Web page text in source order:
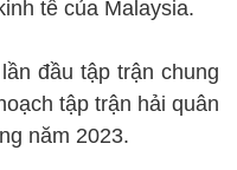
tế của Malaysia.
đầu tập trận chung
tập trận hải quân
năm 2023.